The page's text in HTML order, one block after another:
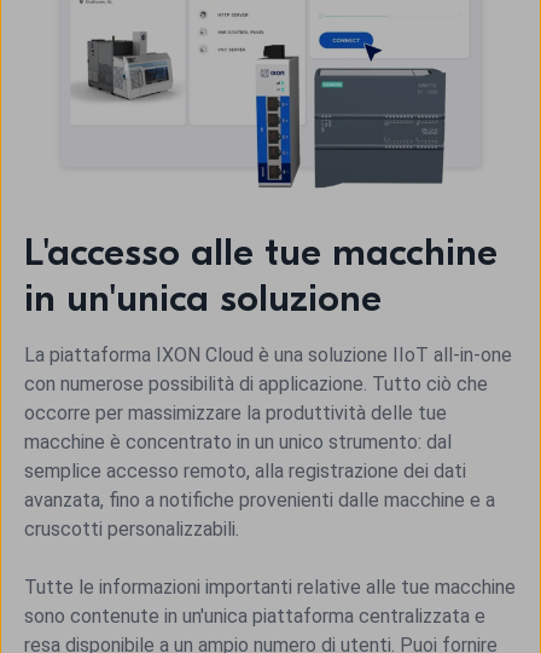
L'accesso alle tue macchine
in un'unica soluzione
La piattaforma IXON Cloud è una soluzione IIoT all-in-one
con numerose possibilità di applicazione. Tutto ciò che
occorre per massimizzare la produttività delle tue
macchine è concentrato in un unico strumento: dal
semplice accesso remoto, alla registrazione dei dati
avanzata, fino a notifiche provenienti dalle macchine e a
cruscotti personalizzabili.
Tutte le informazioni importanti relative alle tue macchine
sono contenute in un'unica piattaforma centralizzata e
resa disponibile a un ampio numero di utenti. Puoi fornire